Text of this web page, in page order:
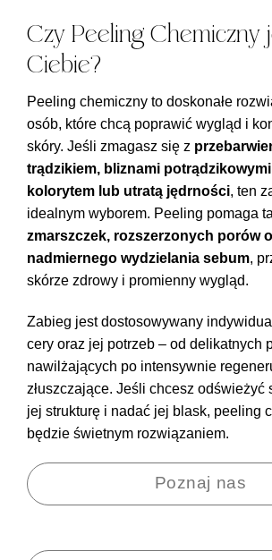
Czy Peeling
Ciebie?
Peeling chemiczny to doskonałe
osób, które chcą poprawić wygląd i
skóry. Jeśli zmagasz się z
trądzikiem, bliznami
kolorytem lub utratą jędrności, ten
idealnym wyborem. Peeling pomaga
zmarszczek, rozszerzonych porów
nadmiernego wydzielania sebum,
skórze zdrowy i promienny wygląd.
Zabieg jest dostosowywany
cery oraz jej potrzeb – od delikatnych
nawilżających po intensywnie
złuszczające. Jeśli chcesz odświeżyć
jej strukturę i nadać jej blask, peeling
będzie świetnym rozwiązaniem.
Poznaj nas